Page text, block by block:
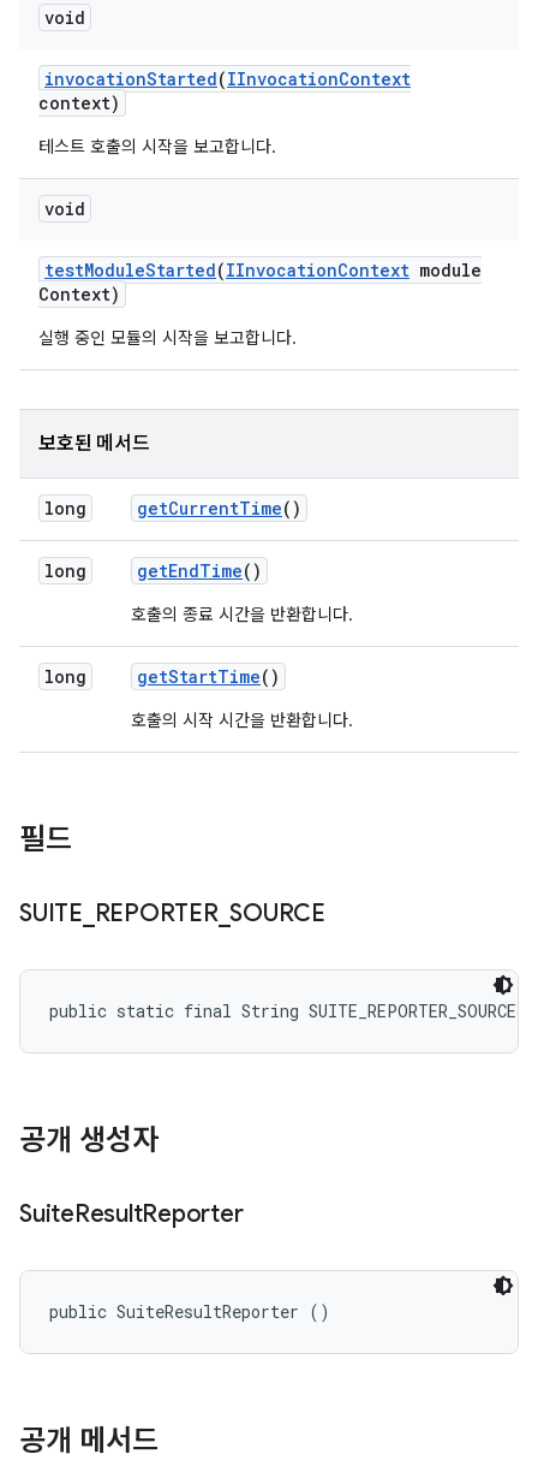
void
invocationStarted(IInvocationContext
context)
테스트 호출의 시작을 보고합니다.
void
testModuleStarted(IInvocationContext module
Context)
실행 중인 모듈의 시작을 보고합니다.
보호된 메서드
long getCurrentTime()
long getEndTime()
호출의 종료 시간을 반환합니다.
long getStartTime()
호출의 시작 시간을 반환합니다.
필드
SUITE REPORTER_SOURCE
public static final String SUITE_REPORTER_SOURCE
공개 생성자
SuiteResultReporter
public SuiteResultReporter ()
공개 메서드